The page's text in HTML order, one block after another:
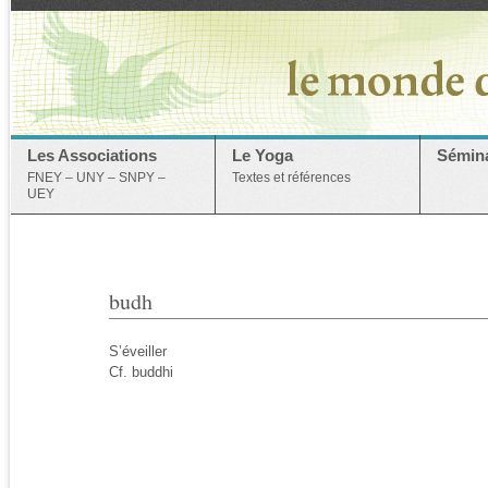
Les Associations
FNEY – UNY – SNPY –
UEY
Le Yoga
Textes et références
budh
S’éveiller
Cf. buddhi